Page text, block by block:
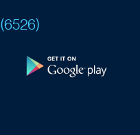
(6526)